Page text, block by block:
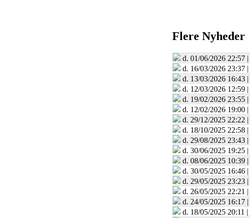
Flere Nyheder
d. 01/06/2026 22:57 |
d. 16/03/2026 23:37 |
d. 13/03/2026 16:43 |
d. 12/03/2026 12:59 |
d. 19/02/2026 23:55 |
d. 12/02/2026 19:00 |
d. 29/12/2025 22:22 |
d. 18/10/2025 22:58 |
d. 29/08/2025 23:43 |
d. 30/06/2025 19:25 |
d. 08/06/2025 10:39 |
d. 30/05/2025 16:46 |
d. 29/05/2025 23:23 |
d. 26/05/2025 22:21 |
d. 24/05/2025 16:17 |
d. 18/05/2025 20:11 |